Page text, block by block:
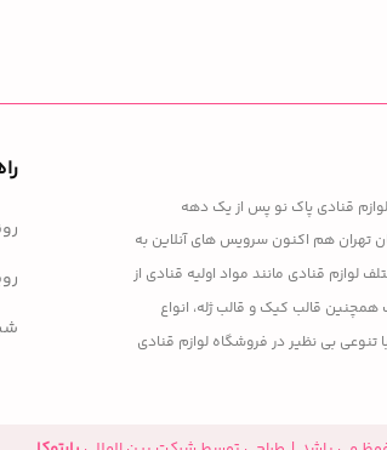
لوازم قنادی پاک نو پس از یک دهه
تهران هم اکنون سرویس های آنلاین به
قنادی مانند مواد اولیه قنادی از
همچنین قالب کیک و قالب ژله، انواع
تنوعی بی نظیر در فروشگاه لوازم قنادی